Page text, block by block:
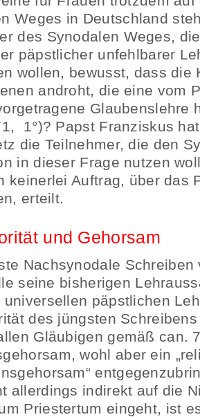
Weges in Deutschland
des Synodalen Weges,
päpstlicher unfehlbarer
wollen, bewusst, dass die
androht, die eine vom
Glaubenslehre
1°)? Papst Franziskus
die Teilnehmer, die den
in dieser Frage nutzen
keinerlei Auftrag, über das
erteilt.
und Gehorsam
Nachsynodale
seine bisherigen
universellen päpstlichen
des jüngsten
Gläubigen gemäß can.
wohl aber ein
allerdings indirekt auf die
Priestertum eingeht, ist